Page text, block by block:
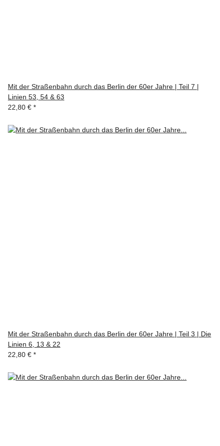
Mit der Straßenbahn durch das Berlin der 60er Jahre | Teil 7 |
Linien 53, 54 & 63
22,80 € *
Mit der Straßenbahn durch das Berlin der 60er Jahre | Teil 3 | Die
Linien 6, 13 & 22
22,80 € *